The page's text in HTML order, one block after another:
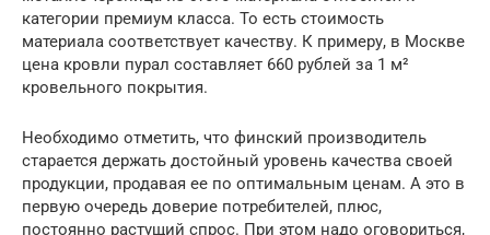
категории премиум класса. То есть стоимость
материала соответствует качеству. К примеру, в Москве
цена кровли пурал составляет 660 рублей за 1 м²
кровельного покрытия.
Необходимо отметить, что финский производитель
старается держать достойный уровень качества своей
продукции, продавая ее по оптимальным ценам. А это в
первую очередь доверие потребителей, плюс,
постоянно растущий спрос. При этом надо оговориться,